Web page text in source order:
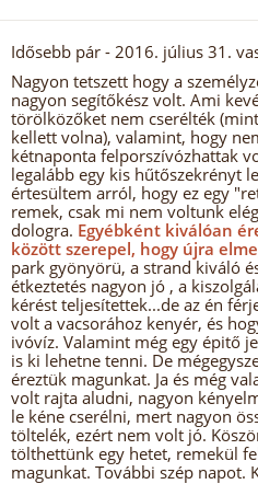
Idősebb pár - 2016. július 31.
Nagyon tetszett hogy a
nagyon segítőkész volt. Ami
törölközőket nem cserélték
kellett volna), valamint, hogy
kétnaponta felporszívózhattak
legalább egy kis hűtőszekrényt
értesültem arról, hogy ez egy
remek, csak mi nem voltunk
dologra. Egyébként kiválóan
között szerepel, hogy újra
park gyönyörü, a strand kiváló
étkeztetés nagyon jó , a
kérést teljesítettek...de az én
volt a vacsorához kenyér, és
ivóvíz. Valamint még egy épitő
is ki lehetne tenni. De
éreztük magunkat. Ja és még
volt rajta aludni, nagyon
le kéne cserélni, mert nagyon
töltelék, ezért nem volt jó.
tölthettünk egy hetet, remekül
magunkat. További szép napot.